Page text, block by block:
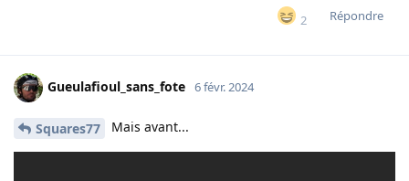
2 Répondre
Gueulafioul_sans_fote 6 févr. 2024
Squares77 Mais avant...